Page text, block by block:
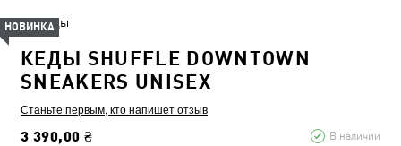
Кеды
КЕДЫ SHUFFLE DOWNTOWN
SNEAKERS UNISEX
Станьте первым, кто напишет отзыв
3 390,00 ₴ В наличии
НОВИНКА